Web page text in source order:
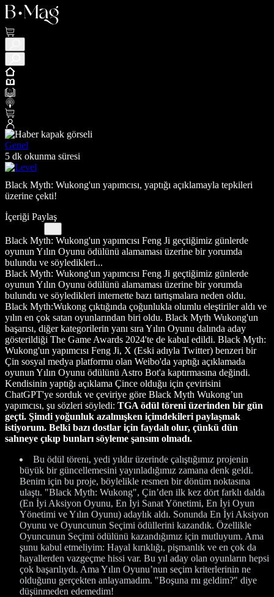
Genel
5 dk okunma süresi
Black Myth: Wukong'un yapımcısı, yaptığı açıklamayla tepkileri
üzerine çekti!
İçeriği Paylaş
Black Myth: Wukong'un yapımcısı Feng Ji geçtiğimiz günlerde
oyunun Yılın Oyunu ödülünü alamaması üzerine bir yorumda
bulundu ve söyledikleri...
Black Myth: Wukong'un yapımcısı Feng Ji geçtiğimiz günlerde
oyunun Yılın Oyunu ödülünü alamaması üzerine bir yorumda
bulundu ve söyledikleri internette bazı tartışmalara neden oldu.
Black Myth:Wukong çıktığında çoğunlukla olumlu eleştiriler aldı ve
yılın en çok satan oyunlarından biri oldu. Black Myth Wukong'un
başarısı, diğer kategorilerin yanı sıra Yılın Oyunu dalında aday
gösterildiği The Game Awards 2024'te de kabul edildi. Black Myth:
Wukong'un yapımcısı Feng Ji, X (Eski adıyla Twitter) benzeri bir
Çin sosyal medya platformu olan Weibo'da yaptığı açıklamada
oyunun Yılın Oyunu ödülünü Astro Bot'a kaptırmasına değindi.
Kendisinin yaptığı açıklama Çince olduğu için çevirisini
ChatGPT'ye sorduk ve çeviriye göre Black Myth Wukong’un
yapımcısı, şu sözleri söyledi: TGA ödül töreni üzerinden bir gün
geçti. Şimdi yoğunluk azalmışken içimdekileri paylaşmak
istiyorum. Belki bazı dostlar için faydalı olur, çünkü dün
sahneye çıkıp bunları söyleme şansım olmadı.
Bu ödül töreni, yedi yıldır üzerinde çalıştığımız projenin
büyük bir güncellemesini yayınladığımız zamana denk geldi.
Benim için bu proje, böylelikle resmen bir dönüm noktasına
ulaştı. "Black Myth: Wukong", Çin’den ilk kez dört farklı dalda
(En İyi Aksiyon Oyunu, En İyi Sanat Yönetimi, En İyi Oyun
Yönetimi ve Yılın Oyunu) adaylık aldı. Sonunda En İyi Aksiyon
Oyunu ve Oyuncunun Seçimi ödüllerini kazandık. Özellikle
Oyuncunun Seçimi ödülünü kazandığımız için mutluyum. Ama
şunu kabul etmeliyim: Hayal kırıklığı, pişmanlık ve en çok da
hayallerden vazgeçme hissi var. Bu yıl aday olan oyunların hepsi
çok başarılıydı. Ama Yılın Oyunu’nun seçim kriterlerinin ne
olduğunu gerçekten anlayamadım. "Boşuna mı geldim?" diye
düşünmeden edemedim!